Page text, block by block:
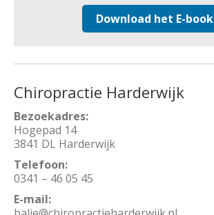
Download het E-book
Chiropractie Harderwijk
Bezoekadres:
Hogepad 14
3841 DL Harderwijk
Telefoon:
0341 – 46 05 45
E-mail: